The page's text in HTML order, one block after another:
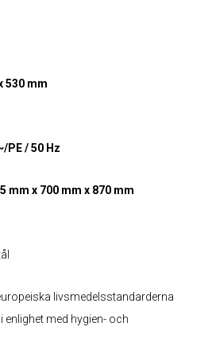
530 mm
PE / 50 Hz
mm x 700 mm x 870 mm
livsmedelsstandarderna
med hygien- och